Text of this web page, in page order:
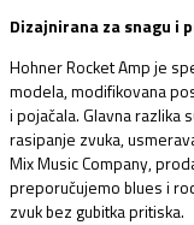
Dizajnirana za snagu i
Hohner Rocket Amp je
modela, modifikovana
i pojačala. Glavna razlika
rasipanje zvuka,
Mix Music Company,
preporučujemo blues i
zvuk bez gubitka pritiska.